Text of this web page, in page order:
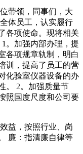
带领，同事们，大
体员工，认实履行
各项使命。现将相关
。加强内部办理，提
各项规章轨制，明白
训，提高了员工的营
化验室仪器设备的办
。 2。加强质量节
照国度尺度和公司要
益，按照行业、岗
廉：指清廉自律等